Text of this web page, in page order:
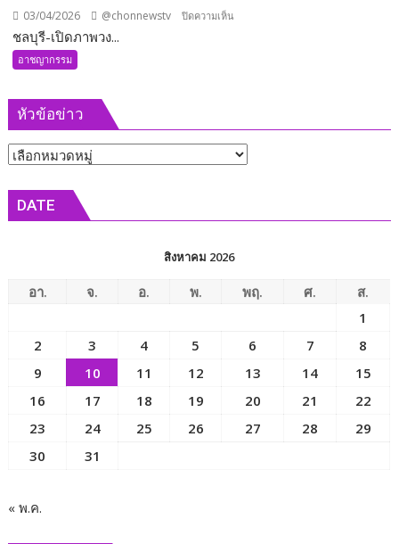
03/04/2026 @chonnewstv ปิดความเห็น
คู่อริ
ยก
ได้
ชลบุรี-เปิดภาพวง...
อาชญากรรม
หัวข้อข่าว
หัวข้อ
DATE
สิงหาคม 2026
อา. จ. อ. พ. พฤ. ศ.
ส.
1
2
3 4 5 6 7
8
9
10 11 12 13 14
15
16
17 18 19 20 21
22
23
24 25 26 27 28
29
30
31
« พ.ค.